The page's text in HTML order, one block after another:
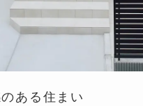
ある住まい